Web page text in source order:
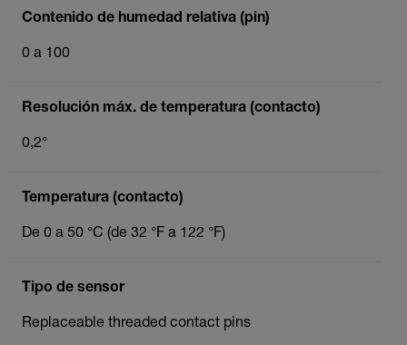
Contenido de humedad relativa (pin)
0 a 100
Resolución máx. de temperatura (contacto)
0,2°
Temperatura (contacto)
De 0 a 50 °C (de 32 °F a 122 °F)
Tipo de sensor
Replaceable threaded contact pins